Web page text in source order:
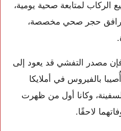
لمتابعة صحية يومية،
مرافق حجر صحي مخصصة،
مصدر التفشي قد يعود إلى
بالفيروس في أملايكا
وكانا أول من ظهرت
لاحقًا.